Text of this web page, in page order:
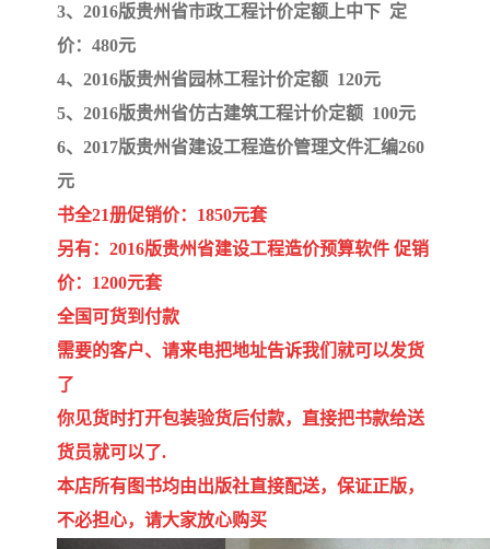
3、2016版贵州省市政工程计价定额上中下 定
价：480元
4、2016版贵州省园林工程计价定额 120元
5、2016版贵州省仿古建筑工程计价定额 100元
6、2017版贵州省建设工程造价管理文件汇编260
元
书全21册促销价：1850元套
另有：2016版贵州省建设工程造价预算软件 促销
价：1200元套
全国可货到付款
需要的客户、请来电把地址告诉我们就可以发货
了
你见货时打开包装验货后付款，直接把书款给送
货员就可以了.
本店所有图书均由出版社直接配送，保证正版，
不必担心，请大家放心购买